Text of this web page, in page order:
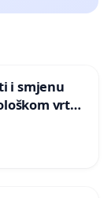
i smjenu
vrtu